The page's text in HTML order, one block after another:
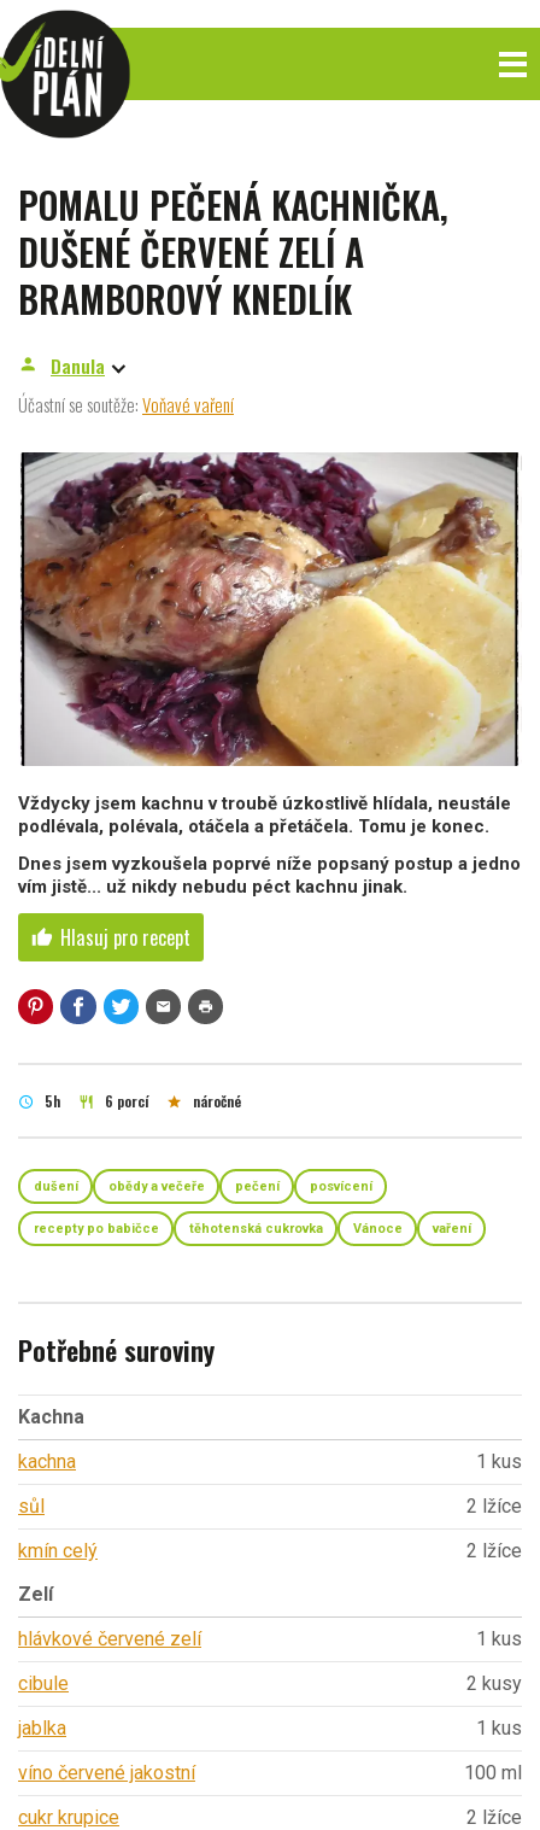
POMALU PEČENÁ KACHNIČKA,
DUŠENÉ ČERVENÉ ZELÍ A
BRAMBOROVÝ KNEDLÍK
person
Danula
Účastní se soutěže:Voňavé vaření
Vždycky jsem kachnu v troubě úzkostlivě hlídala, neustále
podlévala, polévala, otáčela a přetáčela. Tomu je konec.
Dnes jsem vyzkoušela poprvé níže popsaný postup a jedno
vím jistě... už nikdy nebudu péct kachnu jinak.
thumb_up Hlasuj pro recept
mail print
schedule 5h restaurant 6 porcí star náročné
dušení obědy a večeře pečení posvícení
recepty po babičce těhotenská cukrovka Vánoce vaření
Potřebné suroviny
Kachna
kachna
1 kus
sůl
2 lžíce
kmín celý
2 lžíce
Zelí
hlávkové červené zelí
1 kus
cibule
2 kusy
jablka
1 kus
víno červené jakostní
100 ml
cukr krupice
2 lžíce